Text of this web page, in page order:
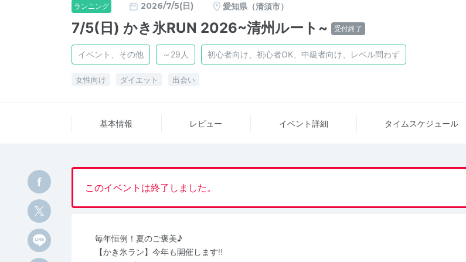
ランニング 2026/7/5(日) 愛知県（清須市）
7/5(日) かき氷RUN 2026~清州ルート~ 受付終了
イベント、その他 ～29人 初心者向け、初心者OK、中級者向け、レベル問わず
女性向け ダイエット 出会い
基本情報 レビュー イベント詳細 タイム スケジュール
このイベントは終了しました。
毎年恒例！夏のご褒美♪
【かき氷ラン】今年も開催します!!